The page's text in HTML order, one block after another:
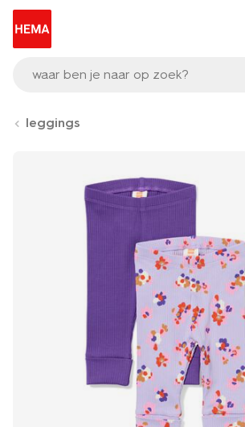
waar ben je naar op zoek?
leggings